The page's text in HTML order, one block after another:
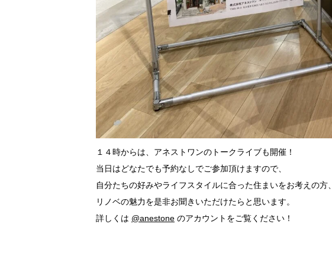
１４時からは、アネストワンのトークライブも開催！
当日はどなたでも予約なしでご参加頂けますので、
自分たちの好みやライフスタイルに合った住まいをお考えの方、
リノベの魅力を是非お聞きいただけたらと思います。
詳しくは @anestone のアカウントをご覧ください！